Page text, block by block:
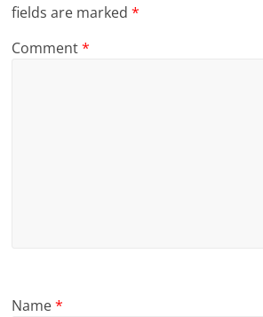
fields are marked*
Comment*
Name*